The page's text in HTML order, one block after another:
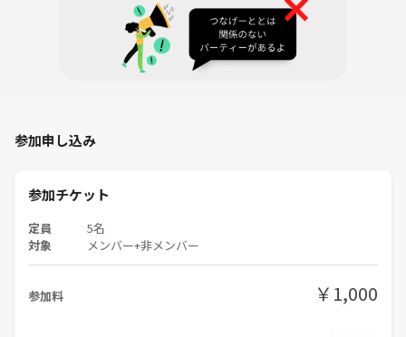
参加申し込み
参加チケット
定員 5名
対象 メンバー+非メンバー
参加料 ￥1,000